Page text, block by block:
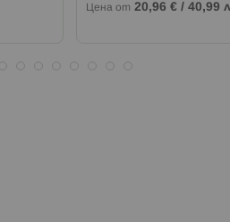
Цена от 20,96 € / 40,99